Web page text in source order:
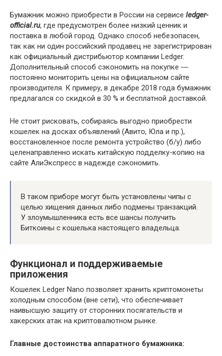
Бумажник можно приобрести в России на сервисе ledger-
official.ru, где предусмотрен более низкий ценник и
поставка в любой город. Однако способ небезопасен,
так как ни один российский продавец не зарегистрирован
как официальный дистрибьютор компании Ledger.
Дополнительный способ сэкономить на покупке ―
постоянно мониторить цены на официальном сайте
производителя. К примеру, в декабре 2018 года бумажник
предлагался со скидкой в 30 % и бесплатной доставкой.
Не стоит рисковать, собираясь выгодно приобрести
кошелек на досках объявлений (Авито, Юла и пр.),
восстановленное после ремонта устройство (б/у) либо
целенаправленно искать китайскую подделку-копию на
сайте АлиЭкспресс в надежде сэкономить.
В таком приборе могут быть установлены чипы с
целью хищения данных либо подмены транзакций.
У злоумышленника есть все шансы получить
Биткоины с кошелька настоящего владельца.
Функционал и поддерживаемые
приложения
Кошелек Ledger Nano позволяет хранить криптомонеты
холодным способом (вне сети), что обеспечивает
наивысшую защиту от сторонних посягательств и
хакерских атак на криптовалютном рынке.
Главные достоинства аппаратного бумажника: